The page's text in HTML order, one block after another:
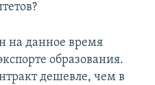
на данное время
образования.
дешевле, чем в